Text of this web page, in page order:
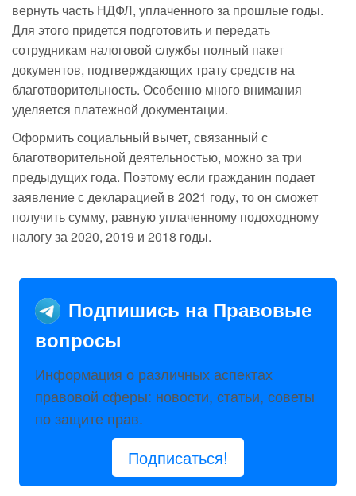
вернуть часть НДФЛ, уплаченного за прошлые годы.
Для этого придется подготовить и передать
сотрудникам налоговой службы полный пакет
документов, подтверждающих трату средств на
благотворительность. Особенно много внимания
уделяется платежной документации.
Оформить социальный вычет, связанный с
благотворительной деятельностью, можно за три
предыдущих года. Поэтому если гражданин подает
заявление с декларацией в 2021 году, то он сможет
получить сумму, равную уплаченному подоходному
налогу за 2020, 2019 и 2018 годы.
Подпишись на Правовые
вопросы
Информация о различных аспектах
правовой сферы: новости, статьи, советы
по защите прав.
Подписаться!